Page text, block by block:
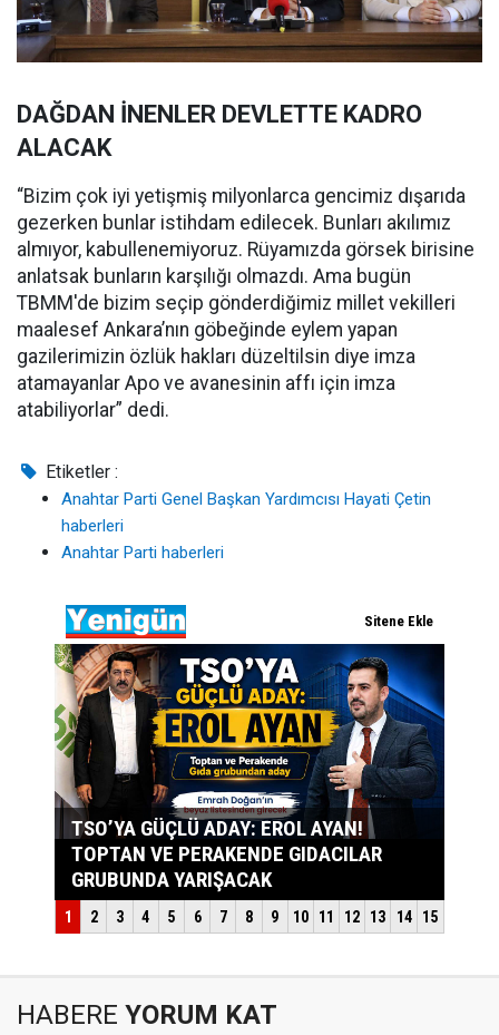
DAĞDAN İNENLER DEVLETTE KADRO
ALACAK
“Bizim çok iyi yetişmiş milyonlarca gencimiz dışarıda
gezerken bunlar istihdam edilecek. Bunları akılımız
almıyor, kabullenemiyoruz. Rüyamızda görsek birisine
anlatsak bunların karşılığı olmazdı. Ama bugün
TBMM'de bizim seçip gönderdiğimiz millet vekilleri
maalesef Ankara’nın göbeğinde eylem yapan
gazilerimizin özlük hakları düzeltilsin diye imza
atamayanlar Apo ve avanesinin affı için imza
atabiliyorlar” dedi.
Etiketler :
Anahtar Parti Genel Başkan Yardımcısı Hayati Çetin
haberleri
Anahtar Parti haberleri
HABERE YORUM KAT